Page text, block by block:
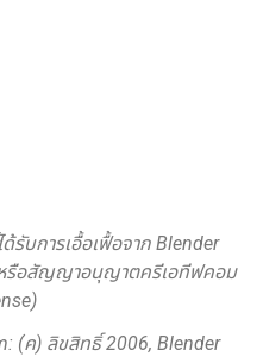
ด้รับการเอื้อเฟื้อจาก Blender
รือสัญญาอนุญาตครีเอทีฟคอม
(ค) ลิขสิทธิ์ 2006, Blender